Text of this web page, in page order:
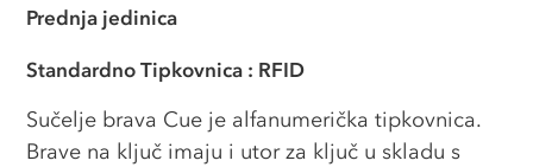
Prednja jedinica
Standardno Tipkovnica : RFID
Sučelje brava Cue je alfanumerička tipkovnica.
Brave na ključ imaju i utor za ključ u skladu s